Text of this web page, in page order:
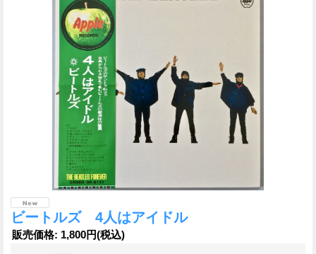
ビートルズ 4人はアイドル
販売価格: 1,800円(税込)